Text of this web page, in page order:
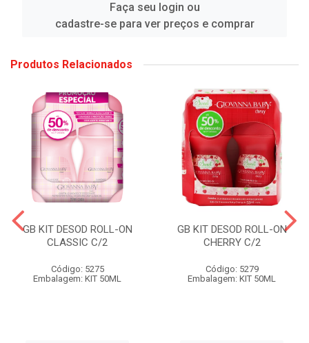
Faça seu login ou
cadastre-se para ver preços e comprar
Produtos Relacionados
GB KIT DESOD ROLL-ON
CLASSIC C/2
Código: 5275
Embalagem: KIT 50ML
GB KIT DESOD ROLL-ON
CHERRY C/2
Código: 5279
Embalagem: KIT 50ML